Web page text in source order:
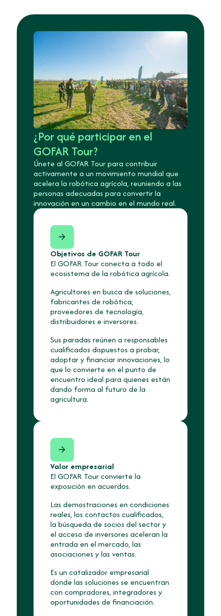
¿Por qué participar en el
GOFAR Tour?
Únete al GOFAR Tour para contribuir
activamente a un movimiento mundial que
acelera la robótica agrícola, reuniendo a las
personas adecuadas para convertir la
innovación en un cambio en el mundo real.
Objetivos de GOFAR Tour
El GOFAR Tour conecta a todo el
ecosistema de la robótica agrícola.
Agricultores en busca de soluciones,
fabricantes de robótica,
proveedores de tecnología,
distribuidores e inversores.
Sus paradas reúnen a responsables
cualificados dispuestos a probar,
adoptar y financiar innovaciones, lo
que lo convierte en el punto de
encuentro ideal para quienes están
dando forma al futuro de la
agricultura.
Valor empresarial
El GOFAR Tour convierte la
exposición en acuerdos.
Las demostraciones en condiciones
reales, los contactos cualificados,
la búsqueda de socios del sector y
el acceso de inversores aceleran la
entrada en el mercado, las
asociaciones y las ventas.
Es un catalizador empresarial
donde las soluciones se encuentran
con compradores, integradores y
oportunidades de financiación.